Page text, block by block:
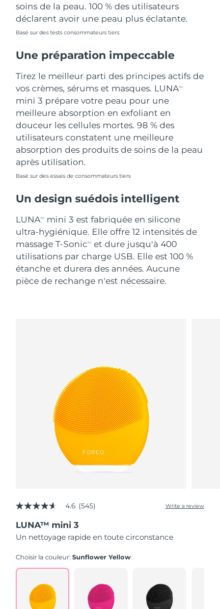
soins de la peau. 100 % des utilisateurs
déclarent avoir une peau plus éclatante.
Basé sur des tests consommateurs tiers
Une préparation impeccable
Tirez le meilleur parti des principes actifs de
vos crèmes, sérums et masques. LUNATM
mini 3 prépare votre peau pour une
meilleure absorption en exfoliant en
douceur les cellules mortes. 98 % des
utilisateurs constatent une meilleure
absorption des produits de soins de la peau
après utilisation.
Basé sur des essais de consommateurs tiers
Un design suédois intelligent
LUNATM
mini 3 est fabriquée en silicone
ultra-hygiénique. Elle offre 12 intensités de
massage T-SonicTM
et dure jusqu'à 400
utilisations par charge USB. Elle est 100 %
étanche et durera des années. Aucune
pièce de rechange n'est nécessaire.
4.6
of
5
stars,
rating
Read
Reviews.
Same
page
4.6 (545) Write a review
LUNA™ mini 3
Un nettoyage rapide en toute circonstance
Choisir la couleur:Sunflower Yellow
Viêt Nam Livraison estimée